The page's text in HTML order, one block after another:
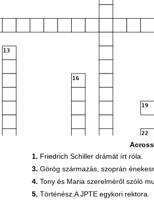
13
16
19
22
25
26
Across
1. Friedrich Schiller drámát írt róla.
3. Görög származás, szoprán
4. Tony és Maria szerelméről szóló
5. Történész.A JPTE egykori rektora.